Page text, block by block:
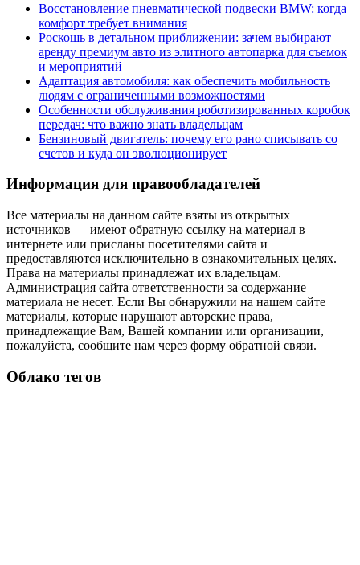
Восстановление пневматической подвески BMW: когда
комфорт требует внимания
Роскошь в детальном приближении: зачем выбирают
аренду премиум авто из элитного автопарка для съемок
и мероприятий
Адаптация автомобиля: как обеспечить мобильность
людям с ограниченными возможностями
Особенности обслуживания роботизированных коробок
передач: что важно знать владельцам
Бензиновый двигатель: почему его рано списывать со
счетов и куда он эволюционирует
Информация для правообладателей
Все материалы на данном сайте взяты из открытых
источников — имеют обратную ссылку на материал в
интернете или присланы посетителями сайта и
предоставляются исключительно в ознакомительных целях.
Права на материалы принадлежат их владельцам.
Администрация сайта ответственности за содержание
материала не несет. Если Вы обнаружили на нашем сайте
материалы, которые нарушают авторские права,
принадлежащие Вам, Вашей компании или организации,
пожалуйста, сообщите нам через форму обратной связи.
Облако тегов